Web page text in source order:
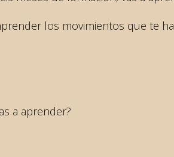
los movimientos que te
a aprender?